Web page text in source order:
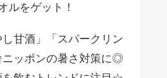
ルをゲット！
甘酒」「スパークリン
ニッポンの暑さ対策に◎